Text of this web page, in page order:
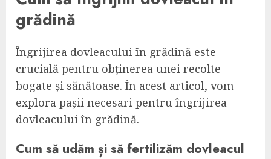
grădină
Îngrijirea dovleacului în grădină este
crucială pentru obținerea unei recolte
bogate și sănătoase. În acest articol, vom
explora pașii necesari pentru îngrijirea
dovleacului în grădină.
Cum să udăm și să fertilizăm dovleacul